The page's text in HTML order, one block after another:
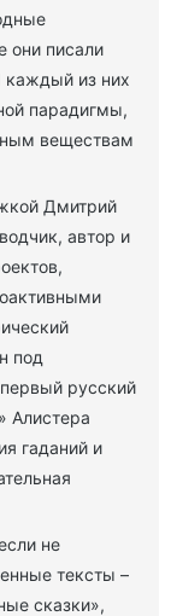
они писали
каждый из них
парадигмы,
веществам
Дмитрий
автор и
под
русский
Алистера
гаданий и
не
тексты –
сказки»,